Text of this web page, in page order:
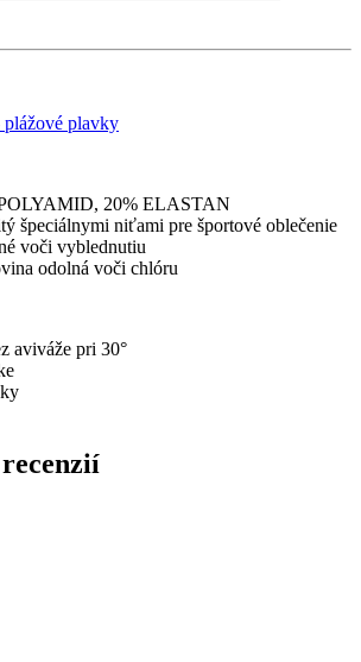
plavky
20% ELASTAN
špeciálnymi niťami pre športové oblečenie
voči vyblednutiu
odolná voči chlóru
aviváže pri 30°